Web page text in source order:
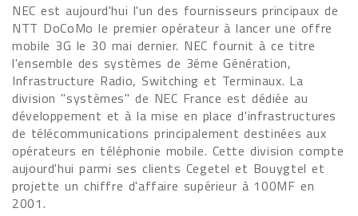
NEC est aujourd'hui l'un des fournisseurs principaux de
NTT DoCoMo le premier opérateur à lancer une offre
mobile 3G le 30 mai dernier. NEC fournit à ce titre
l'ensemble des systèmes de 3éme Génération,
Infrastructure Radio, Switching et Terminaux. La
division "systèmes" de NEC France est dédiée au
développement et à la mise en place d'infrastructures
de télécommunications principalement destinées aux
opérateurs en téléphonie mobile. Cette division compte
aujourd'hui parmi ses clients Cegetel et Bouygtel et
projette un chiffre d'affaire supérieur à 100MF en
2001.